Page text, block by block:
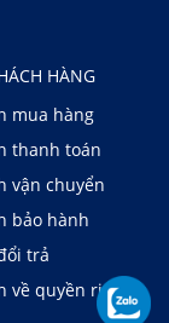
HÀNG
mua hàng
thanh toán
vận chuyển
bảo hành
trả
về quyền riêng